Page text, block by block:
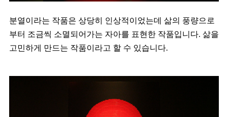
분열이라는 작품은 상당히 인상적이었는데 삶의 풍량으로
부터 조금씩 소멸되어가는 자아를 표현한 작품입니다. 삶을
고민하게 만드는 작품이라고 할 수 있습니다.